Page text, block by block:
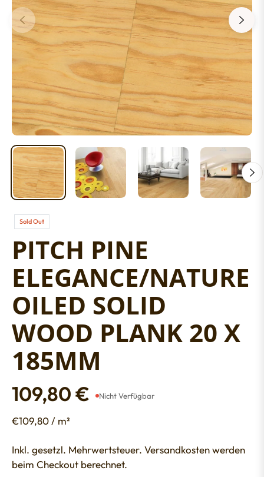
Sold Out
PITCH PINE
ELEGANCE/NATURE
OILED SOLID
WOOD PLANK 20 X
185MM
Regular
price
109,80 € Nicht Verfügbar
€109,80 / m²
Inkl. gesetzl. Mehrwertsteuer. Versandkosten werden
beim Checkout berechnet.